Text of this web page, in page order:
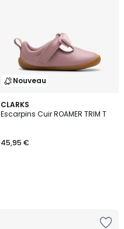
Nouveau
CLARKS
Escarpins Cuir ROAMER TRIM T
45,95 €